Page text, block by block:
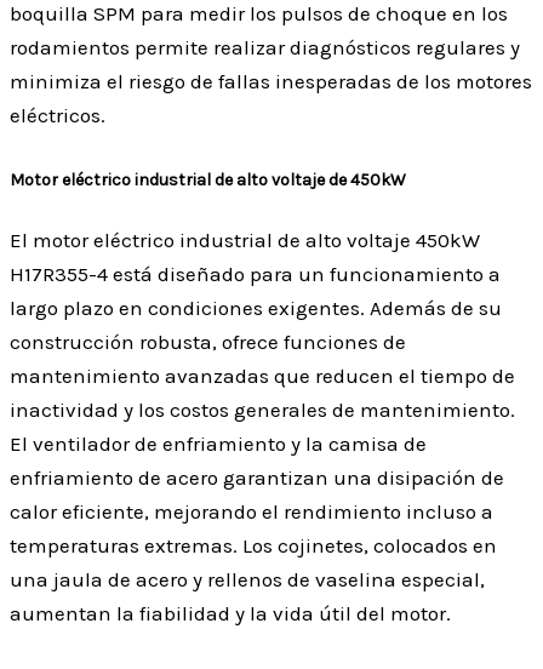
boquilla SPM para medir los pulsos de choque en los
rodamientos permite realizar diagnósticos regulares y
minimiza el riesgo de fallas inesperadas de los motores
eléctricos.
Motor eléctrico industrial de alto voltaje de 450kW
El motor eléctrico industrial de alto voltaje 450kW
H17R355-4 está diseñado para un funcionamiento a
largo plazo en condiciones exigentes. Además de su
construcción robusta, ofrece funciones de
mantenimiento avanzadas que reducen el tiempo de
inactividad y los costos generales de mantenimiento.
El ventilador de enfriamiento y la camisa de
enfriamiento de acero garantizan una disipación de
calor eficiente, mejorando el rendimiento incluso a
temperaturas extremas. Los cojinetes, colocados en
una jaula de acero y rellenos de vaselina especial,
aumentan la fiabilidad y la vida útil del motor.